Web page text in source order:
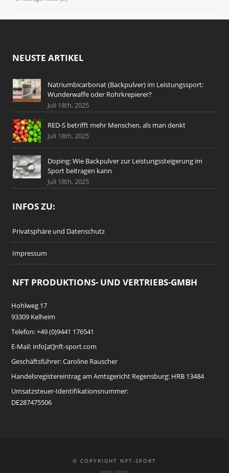
NEUSTE ARTIKEL
Natriumbicarbonat (Backpulver) im Leistungssport:
Wunderwaffe oder Rohrkrepierer?
Juli 18th, 2025
RED-S betrifft mehr Menschen, als man denkt
Juli 18th, 2025
Doping: Wie Backpulver zur Leistungssteigerung im
Sport beitragen kann
Juli 18th, 2025
INFOS ZU:
Privatsphäre und Datenschutz
Impressum
NFT PRODUKTIONS- UND VERTRIEBS-GMBH
Hohlweg 17
93309 Kelheim
Telefon: +49 (0)9441 176541
E-Mail: info[at]nft-sport.com
Geschäftsführer: Caroline Rauscher
Handelsregistereintrag am Amtsgericht Regensburg: HRB 13484
Umsatzsteuer-Identifikationsnummer:
DE287475506
© COPYRIGHT NFT-SPORT